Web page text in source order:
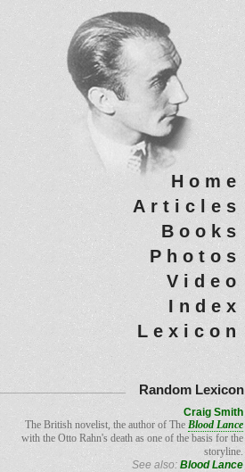
Home
Articles
Books
Photos
Video
Index
Lexicon
Random Lexicon
Craig Smith
The British novelist, the author of The Blood Lance
with the Otto Rahn's death as one of the basis for the
storyline.
See also: Blood Lance